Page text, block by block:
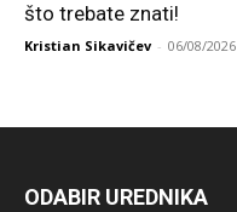
što trebate znati!
Kristian Sikavičev - 06/08/2026
ODABIR UREDNIKA